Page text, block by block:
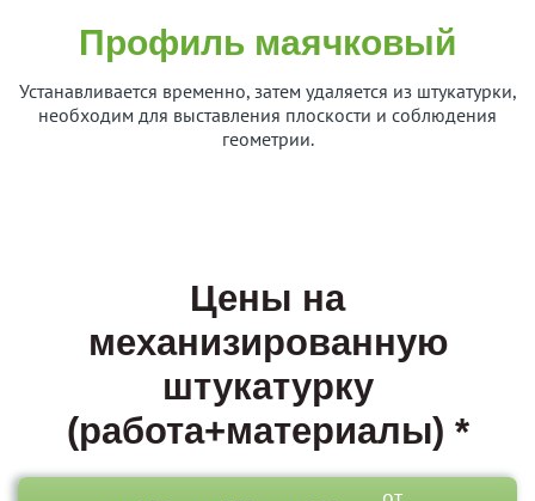
Профиль маячковый
Устанавливается временно, затем удаляется из штукатурки,
необходим для выставления плоскости и соблюдения
геометрии.
Цены на
механизированную
штукатурку
(работа+материалы) *